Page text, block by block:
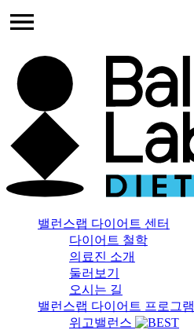
밸런스랩 다이어트 센터
다이어트 철학
의료진 소개
둘러보기
오시는 길
밸런스랩 다이어트 프로그램
위고밸런스